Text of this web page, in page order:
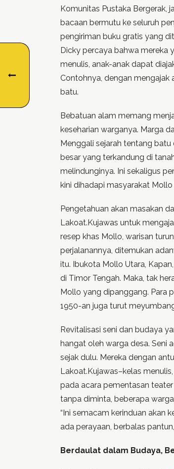
Komunitas Pustaka Bergerak,
bacaan bermutu ke seluruh
pengiriman buku gratis yang
Dicky percaya bahwa mereka
menulis, anak-anak dapat
Contohnya, dengan mengajak
batu.
Bebatuan alam memang
keseharian warganya. Marga
Menggali sejarah tentang
besar yang terkandung di
melindunginya. Ini sekaligus
kini dihadapi masyarakat
Pengetahuan akan masakan
Lakoat.Kujawas untuk
resep khas Mollo, warisan
perjalanannya, ditemukan
itu. Ibukota Mollo Utara,
di Timor Tengah. Maka, tak
Mollo yang dipanggang. Para
1950-an juga turut
Revitalisasi seni dan budaya
hangat oleh warga desa. Seni
sejak dulu. Mereka dengan
Lakoat.Kujawas–kelas
pada acara pementasan
tanpa diminta, beberapa
“Ini semacam kerinduan akan
ada perayaan, berbalas
Berdaulat dalam Budaya,